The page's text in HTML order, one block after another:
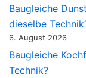
Baugleiche
dieselbe
6. August 2026
Baugleiche
Technik?